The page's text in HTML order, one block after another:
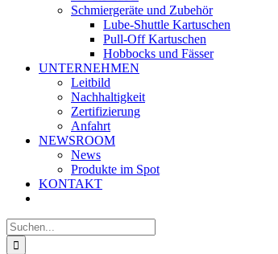
Schmiergeräte und Zubehör
Lube-Shuttle Kartuschen
Pull-Off Kartuschen
Hobbocks und Fässer
UNTERNEHMEN
Leitbild
Nachhaltigkeit
Zertifizierung
Anfahrt
NEWSROOM
News
Produkte im Spot
KONTAKT
Suche
nach: